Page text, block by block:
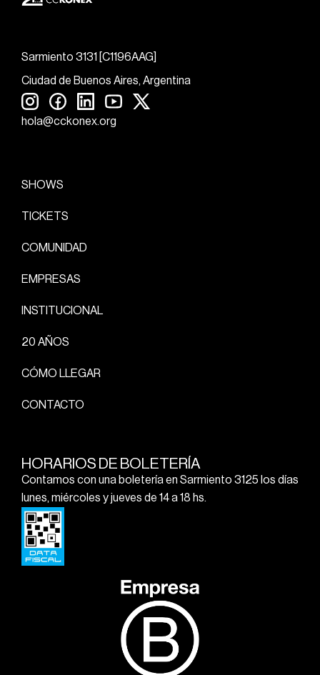
Sarmiento 3131 [C1196AAG]
Ciudad de Buenos Aires, Argentina
hola@cckonex.org
SHOWS
TICKETS
COMUNIDAD
EMPRESAS
INSTITUCIONAL
20 AÑOS
CÓMO LLEGAR
CONTACTO
HORARIOS DE BOLETERÍA
Contamos con una boletería en Sarmiento 3125 los días
lunes, miércoles y jueves de 14 a 18 hs.